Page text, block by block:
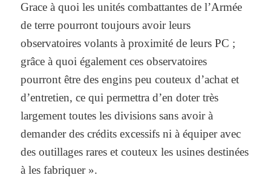
Grace à quoi les unités combattantes de l’Armée
de terre pourront toujours avoir leurs
observatoires volants à proximité de leurs PC ;
grâce à quoi également ces observatoires
pourront être des engins peu couteux d’achat et
d’entretien, ce qui permettra d’en doter très
largement toutes les divisions sans avoir à
demander des crédits excessifs ni à équiper avec
des outillages rares et couteux les usines destinées
à les fabriquer ».